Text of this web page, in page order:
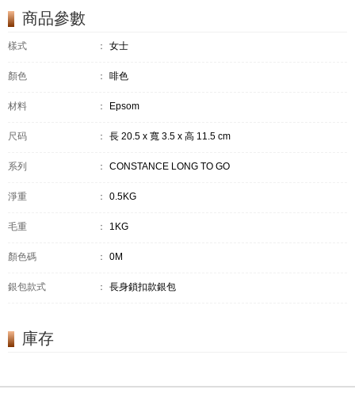
商品參數
樣式 ： 女士
顏色 ： 啡色
材料 ： Epsom
尺码 ： 長 20.5 x 寬 3.5 x 高 11.5 cm
系列 ： CONSTANCE LONG TO GO
淨重 ： 0.5KG
毛重 ： 1KG
顏色碼 ： 0M
銀包款式 ： 長身鎖扣款銀包
庫存